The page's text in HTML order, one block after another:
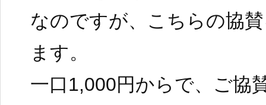
なのですが、こちらの協
ます。
一口1,000円からで、ご協